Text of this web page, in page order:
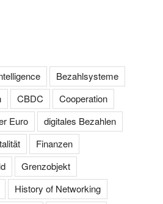
Bezahlsysteme
CBDC
Cooperation
Euro
digitales Bezahlen
Finanzen
Grenzobjekt
History of Networking